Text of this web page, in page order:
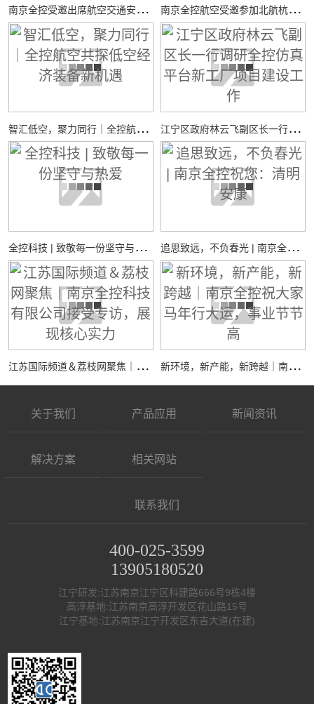
南
京全控受邀出席航空交通安全与适航技术研讨会 南
京全控航空受邀参加北航杭州国际校园“中西日”活动，共探校企合作与智能装备创新发展
智
汇低空，聚力同行｜全控航空共探低空经济装备新机遇 江
宁区政府林云飞副区长一行调研全控仿真平台新工厂项目建设工作
全
控科技 | 致敬每一份坚守与热爱 追
思致远，不负春光 | 南京全控祝您：清明安康
江
苏国际频道＆荔枝网聚焦｜南京全控科技有限公司接受专访，展现核心实力 新
环境，新产能，新跨越｜南京全控祝大家马年行大运，事业节节高
关于我们 产品应用 新闻资讯
解决方案 相关网站
联系我们
400-025-3599
13905180520
江宁研发:江苏南京江宁区科建路666号9栋4楼
高淳基地:江苏南京高淳开发区花山路15号
江宁基地:江苏南京江宁开发区东吉大道(在建)